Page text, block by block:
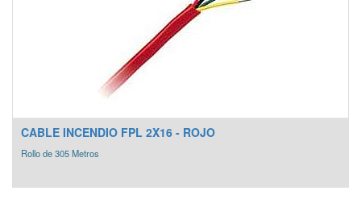
CABLE INCENDIO FPL 2X16 - ROJO
Rollo de 305 Metros